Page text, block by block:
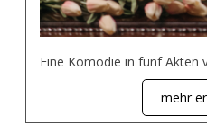
Eine Komödie in fünf Akten
mehr